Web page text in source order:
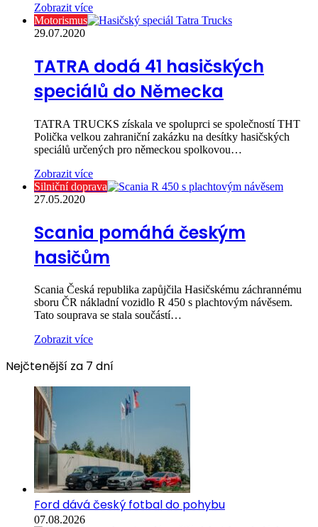
Zobrazit více
Motorismus
29.07.2020
TATRA dodá 41 hasičských
speciálů do Německa
TATRA TRUCKS získala ve spoluprci se společností THT
Polička velkou zahraniční zakázku na desítky hasičských
speciálů určených pro německou spolkovou…
Zobrazit více
Silniční doprava
27.05.2020
Scania pomáhá českým
hasičům
Scania Česká republika zapůjčila Hasičskému záchrannému
sboru ČR nákladní vozidlo R 450 s plachtovým návěsem.
Tato souprava se stala součástí…
Zobrazit více
Nejčtenější za 7 dní
Ford dává český fotbal do pohybu
07.08.2026